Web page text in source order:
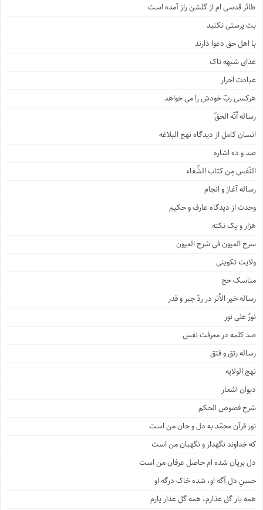
طائر قدسی ام از گلشن راز آمده است
بت پرستی نکنید
با اهل حق دعوا دارند
غذای شبهه ناک
عبادت احرار
هرکسی ربّ خودش را می خواهد
رساله أنّه الحقّ
انسان کامل از دیدگاه نهج البلاغه
صد و ده اشاره
النّفس مِن کتاب الشِّفاء
رساله آغاز و انجام
وحدت از دیدگاه عارف و حکیم
هزار و یک نکته
سرح العیون فی شرح العیون
ولایت تکوینی
مناسک حج
رساله خیر الأثر در ردّ جبر و قدر
نورٌ علی نور
صد کلمه در معرفت نفس
رساله رتق و فتق
نهج الولایه
دیوان اشعار
شرح فصوص الحکم
نور قرآن محمّد به دل و جان من است
که خداوند نگهدار و نگهبان من است
دل بریان شده ام حاصل عرفان من است
حسنِ دل آگه او، شده خاک درگه او
همه یار گل عذارم، همه گل عذار یارم